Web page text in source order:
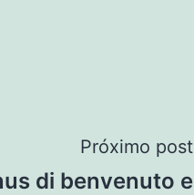
Próximo post
di benvenuto e